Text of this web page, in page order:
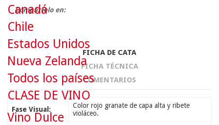
Compártelo en:
FICHA DE CATA
FICHA TÉCNICA
COMENTARIOS
Fase Visual:
Color rojo granate de capa alta y ribete
violáceo.
Canadá
Chile
Estados Unidos
Nueva Zelanda
Todos los países
CLASE DE VINO
Vino Dulce